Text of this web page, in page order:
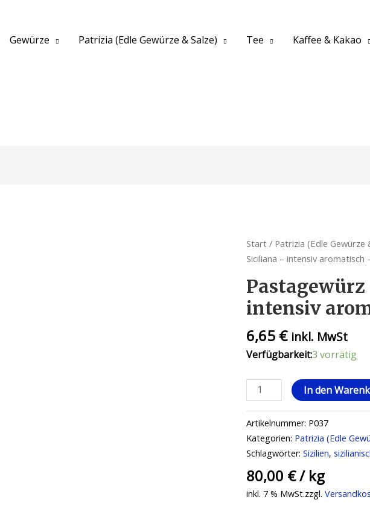
Gewürze Patrizia (Edle Gewürze & Salze) Tee Kaffee & Kakao
Start / Patrizia (Edle Gewürze
Siciliana – intensiv aromatisch
intensiv
6,65 € inkl. MwSt
Verfügbarkeit:3 vorrätig
In den
Artikelnummer: P037
Kategorien: Patrizia (Edle
Schlagwörter:Sizilien,
80,00 €/ kg
inkl. 7 % MwSt.zzgl.